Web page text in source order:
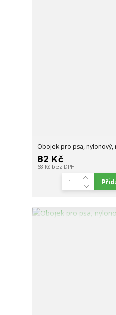
Obojek pro psa, nylonový,
82 Kč
68 Kč bez DPH